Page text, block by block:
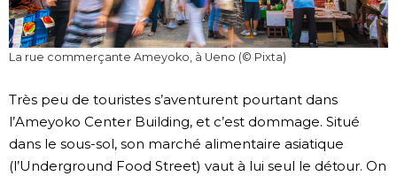
La rue commerçante Ameyoko, à Ueno (© Pixta)
Très peu de touristes s’aventurent pourtant dans
l’Ameyoko Center Building, et c’est dommage. Situé
dans le sous-sol, son marché alimentaire asiatique
(l’Underground Food Street) vaut à lui seul le détour. On